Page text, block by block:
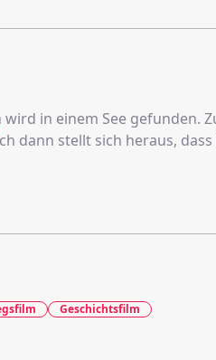
wird in einem See gefunden.
dann stellt sich heraus,
Geschichtsfilm